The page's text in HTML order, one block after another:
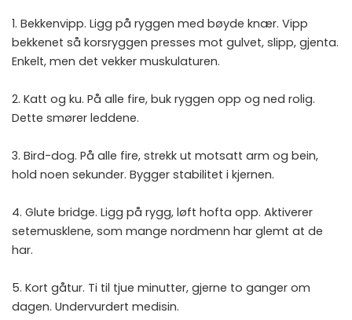
1. Bekkenvipp. Ligg på ryggen med bøyde knær. Vipp
bekkenet så korsryggen presses mot gulvet, slipp, gjenta.
Enkelt, men det vekker muskulaturen.
2. Katt og ku. På alle fire, buk ryggen opp og ned rolig.
Dette smører leddene.
3. Bird-dog. På alle fire, strekk ut motsatt arm og bein,
hold noen sekunder. Bygger stabilitet i kjernen.
4. Glute bridge. Ligg på rygg, løft hofta opp. Aktiverer
setemusklene, som mange nordmenn har glemt at de
har.
5. Kort gåtur. Ti til tjue minutter, gjerne to ganger om
dagen. Undervurdert medisin.